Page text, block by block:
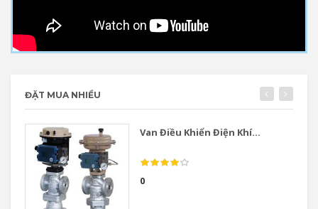
ĐẶT MUA NHIỀU
Van Điều Khiển Điện Khí...
0